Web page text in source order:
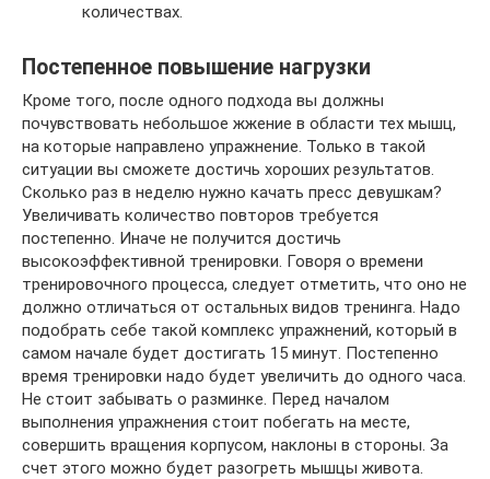
количествах.
Постепенное повышение нагрузки
Кроме того, после одного подхода вы должны
почувствовать небольшое жжение в области тех мышц,
на которые направлено упражнение. Только в такой
ситуации вы сможете достичь хороших результатов.
Сколько раз в неделю нужно качать пресс девушкам?
Увеличивать количество повторов требуется
постепенно. Иначе не получится достичь
высокоэффективной тренировки. Говоря о времени
тренировочного процесса, следует отметить, что оно не
должно отличаться от остальных видов тренинга. Надо
подобрать себе такой комплекс упражнений, который в
самом начале будет достигать 15 минут. Постепенно
время тренировки надо будет увеличить до одного часа.
Не стоит забывать о разминке. Перед началом
выполнения упражнения стоит побегать на месте,
совершить вращения корпусом, наклоны в стороны. За
счет этого можно будет разогреть мышцы живота.